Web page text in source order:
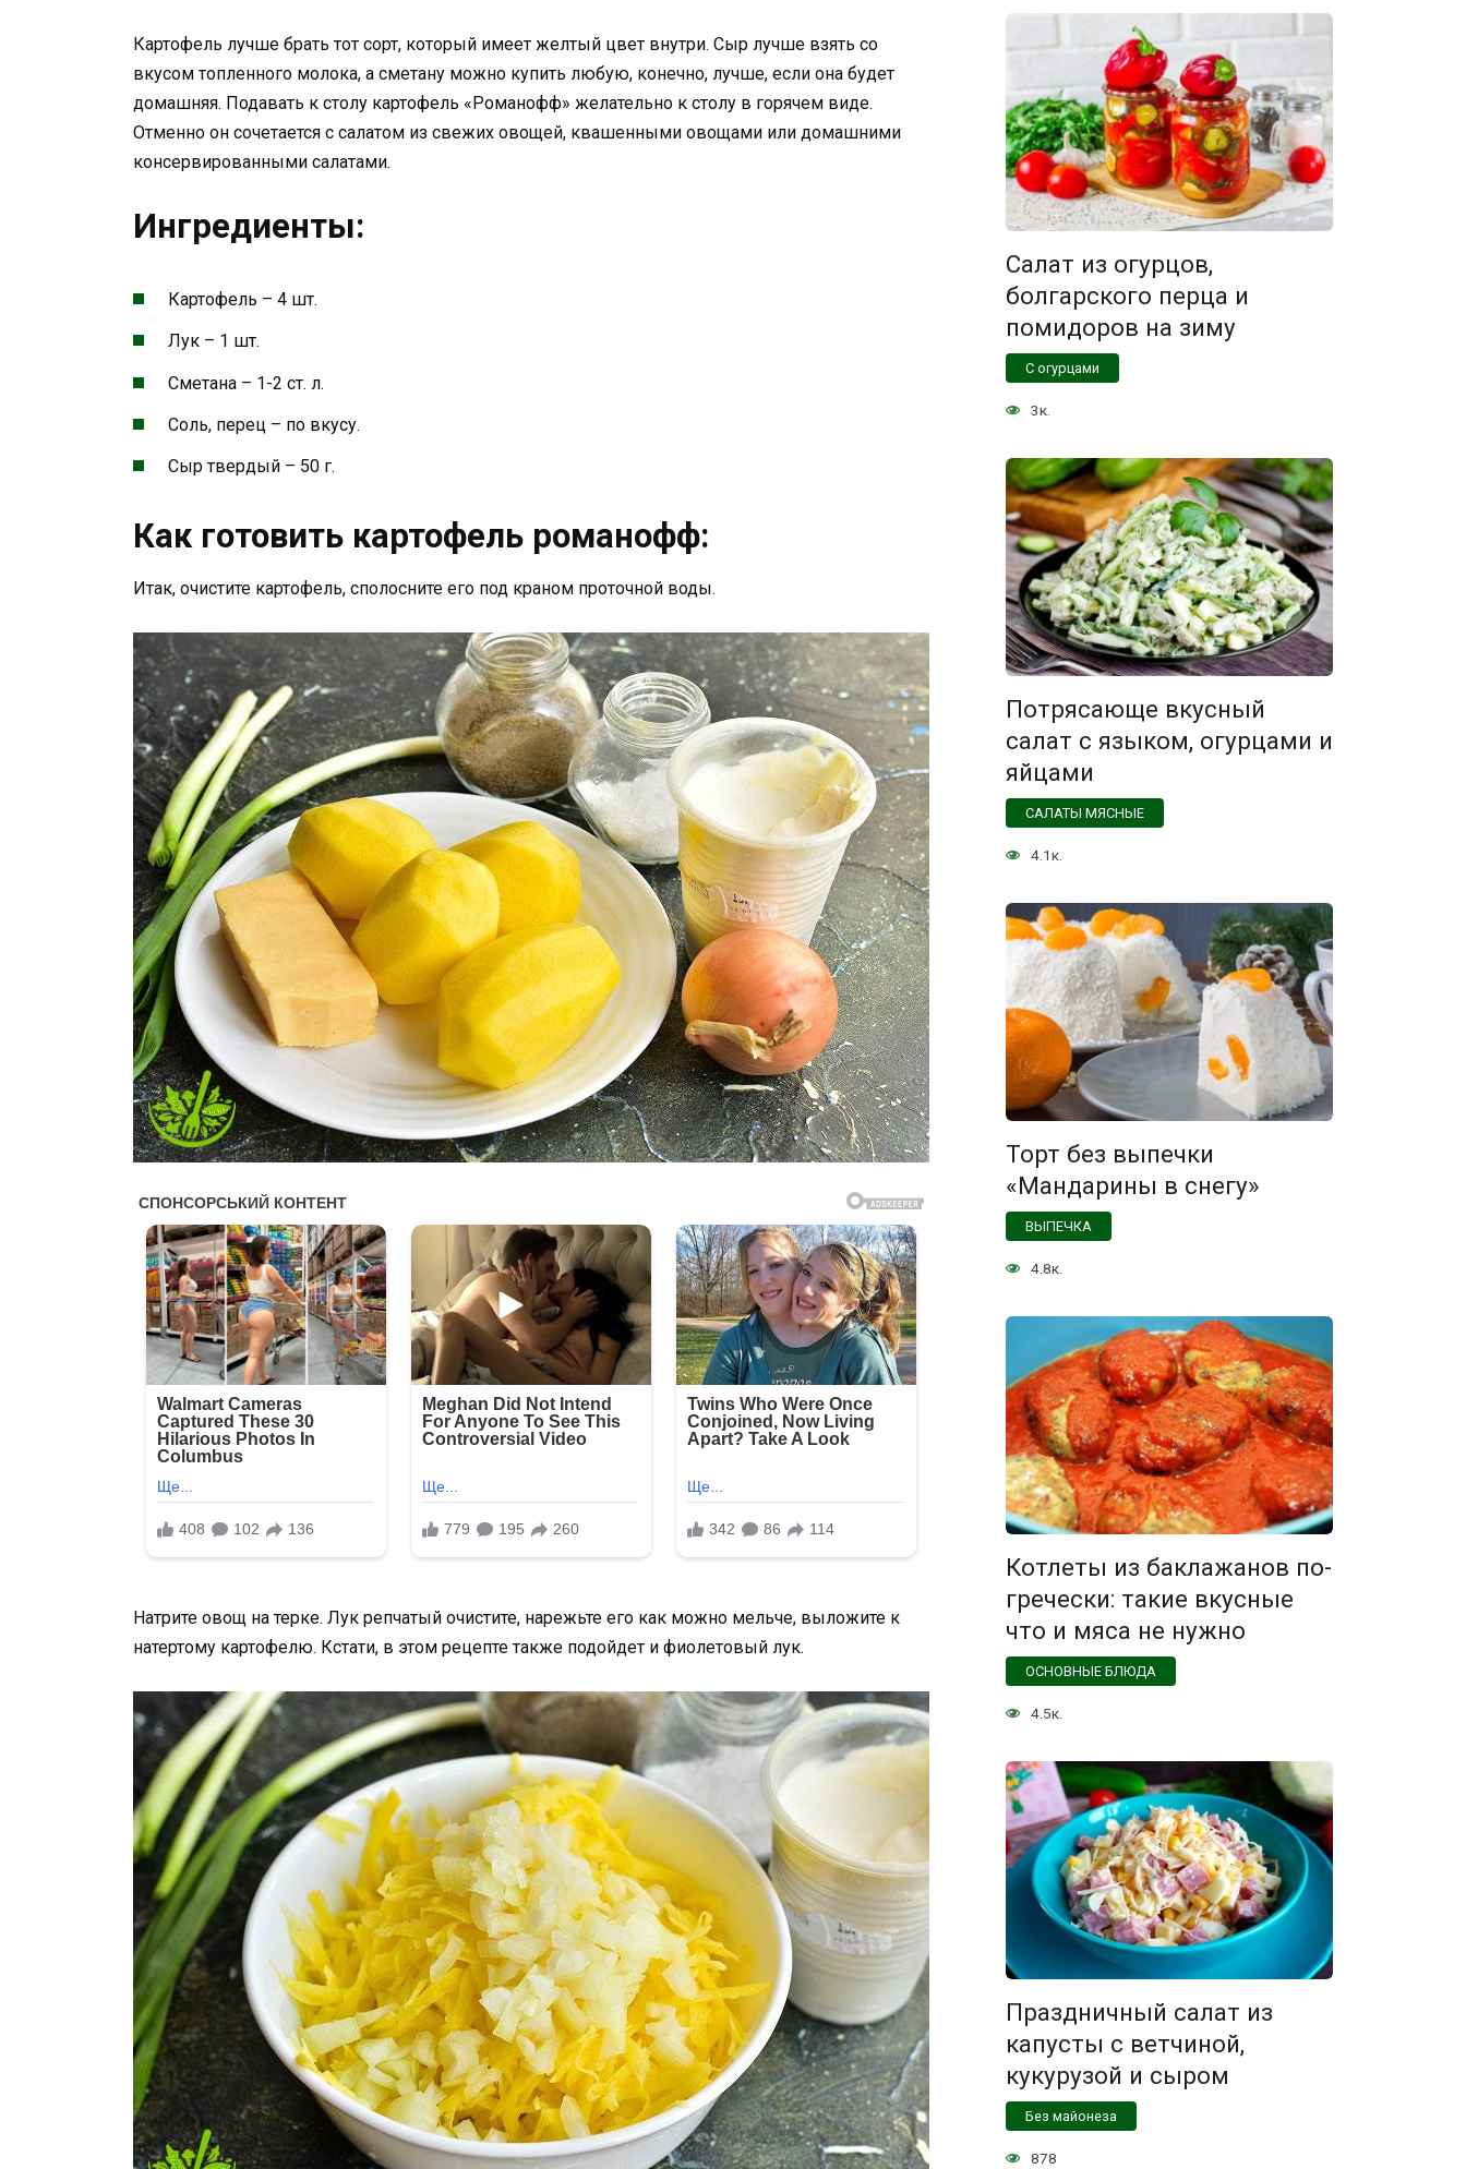
Картофель лучше брать тот сорт, который имеет желтый цвет внутри. Сыр лучше взять со
вкусом топленного молока, а сметану можно купить любую, конечно, лучше, если она будет
домашняя. Подавать к столу картофель «Романофф» желательно к столу в горячем виде.
Отменно он сочетается с салатом из свежих овощей, квашенными овощами или домашними
консервированными салатами.
Ингредиенты:
Картофель – 4 шт.
Лук – 1 шт.
Сметана – 1-2 ст. л.
Соль, перец – по вкусу.
Сыр твердый – 50 г.
Как готовить картофель романофф:
Итак, очистите картофель, сполосните его под краном проточной воды.
Натрите овощ на терке. Лук репчатый очистите, нарежьте его как можно мельче, выложите к
натертому картофелю. Кстати, в этом рецепте также подойдет и фиолетовый лук.
Салат из огурцов,
болгарского перца и
помидоров на зиму
С огурцами
3к.
Потрясающе вкусный
салат с языком, огурцами и
яйцами
САЛАТЫ МЯСНЫЕ
4.1к.
Торт без выпечки
«Мандарины в снегу»
ВЫПЕЧКА
4.8к.
Котлеты из баклажанов по-
гречески: такие вкусные
что и мяса не нужно
ОСНОВНЫЕ БЛЮДА
4.5к.
Праздничный салат из
капусты с ветчиной,
кукурузой и сыром
Без майонеза
878